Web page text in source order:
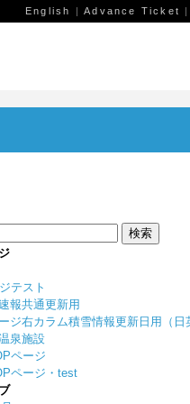
English |Advance Ticket |
SKI AREAS
テスト
報共通更新用
ジ右カラム積雪情報更新日用（日
泉施設
ページ
ページ・test